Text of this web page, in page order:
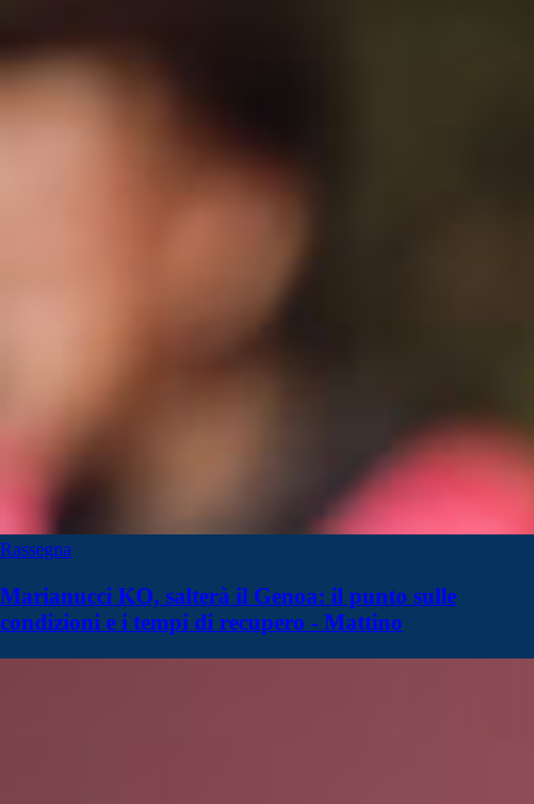
Rassegna
Marianucci KO, salterà il Genoa: il punto sulle
condizioni e i tempi di recupero - Mattino